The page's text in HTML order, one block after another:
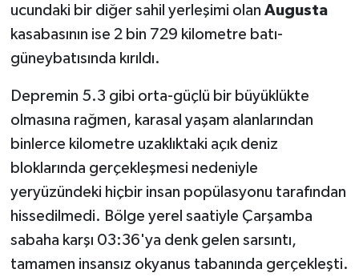
ucundaki bir diğer sahil yerleşimi olan Augusta
kasabasının ise 2 bin 729 kilometre batı-
güneybatısında kırıldı.
Depremin 5.3 gibi orta-güçlü bir büyüklükte
olmasına rağmen, karasal yaşam alanlarından
binlerce kilometre uzaklıktaki açık deniz
bloklarında gerçekleşmesi nedeniyle
yeryüzündeki hiçbir insan popülasyonu tarafından
hissedilmedi. Bölge yerel saatiyle Çarşamba
sabaha karşı 03:36'ya denk gelen sarsıntı,
tamamen insansız okyanus tabanında gerçekleşti.
Susurluk
TEKNOLOJİ
TÜRKİYE
VİZYONDAKİLER